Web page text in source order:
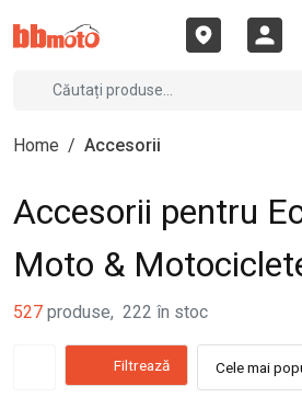
Home / Accesorii
Accesorii pentru
Moto &
527 produse, 222 în stoc
Filtrează Cele mai